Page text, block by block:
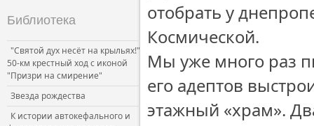
Библиотека
"Святой дух несёт на крыльях!"
50-км крестный ход с иконой
"Призри на смирение"
Звезда рождества
К истории автокефального и
отобрать у
Космической.
Мы уже много раз
его адептов
этажный «храм».